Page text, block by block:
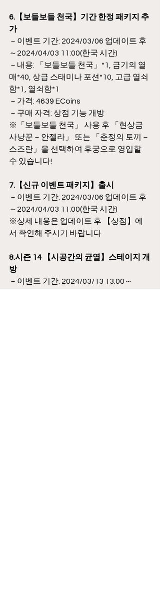
6.【보들보들 천국】기간 한정 패키지 추
가
－이벤트 기간: 2024/03/06 업데이트 후
～2024/04/03 11:00(한국 시간)
－내용: 「보들보들 천국」*1, 금기의 열
매*40, 상급 스태미나 포션*10, 고급 열쇠
함*1, 열쇠함*1
－가격: 4639 ECoins
－구매 자격: 상점 기능 개방
※「보들보들 천국」 사용 후 「현상금
사냥꾼－안젤라」 또는 「춘정의 토끼－
스즈란」을 선택하여 후궁으로 영입할
수 있습니다!
7.【신규 이벤트 패키지】출시
－이벤트 기간: 2024/03/06 업데이트 후
～2024/04/03 11:00(한국 시간)
※상세 내용은 업데이트 후 【상점】에
서 확인해 주시기 바랍니다
8.시즌 14 【시공간의 균열】스테이지 개
방
－이벤트 기간: 2024/03/13 13:00～